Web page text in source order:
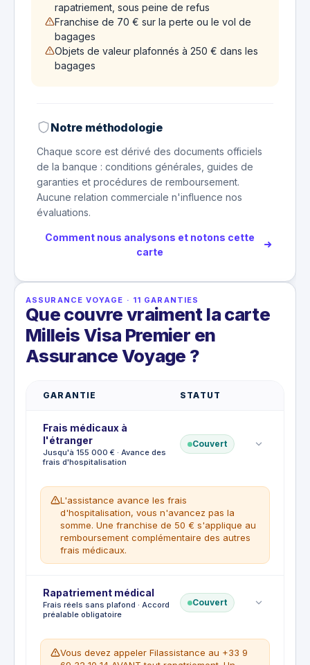
rapatriement, sous peine de refus
Franchise de 70 € sur la perte ou le vol de
bagages
Objets de valeur plafonnés à 250 € dans les
bagages
Notre méthodologie
Chaque score est dérivé des documents officiels
de la banque : conditions générales, guides de
garanties et procédures de remboursement.
Aucune relation commerciale n'influence nos
évaluations.
Comment nous analysons et notons cette
carte
ASSURANCE VOYAGE · 11 GARANTIES
Que couvre vraiment la carte
Milleis Visa Premier en
Assurance Voyage ?
GARANTIE STATUT
Frais médicaux à
l'étranger
Jusqu'à 155 000 € · Avance des
frais d'hospitalisation
Couvert
L'assistance avance les frais
d'hospitalisation, vous n'avancez pas la
somme. Une franchise de 50 € s'applique au
remboursement complémentaire des autres
frais médicaux.
Franchise:€50
CE QUI EST COUVERT
avance de frais
Soins médicaux d'urgence
Rapatriement médical
Frais réels sans plafond · Accord
préalable obligatoire
Couvert
Vous devez appeler Filassistance au +33 9